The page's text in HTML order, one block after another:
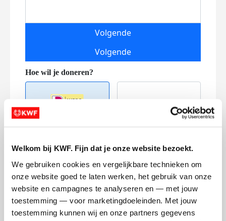
Welkom bij KWF. Fijn dat je onze website bezoekt.
We gebruiken cookies en vergelijkbare technieken om
onze website goed te laten werken, het gebruik van onze
website en campagnes te analyseren en — met jouw
toestemming — voor marketingdoeleinden. Met jouw
toestemming kunnen wij en onze partners gegevens
Volgende
Volgende
Creditcard
Referentie